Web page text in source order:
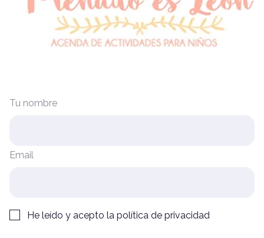
Tu nombre
Email
He leído y acepto la política de privacidad